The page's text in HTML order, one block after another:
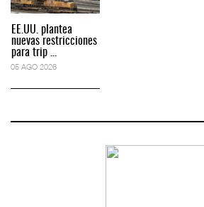
EE.UU. plantea
nuevas restricciones
para trip ...
05 AGO 2026